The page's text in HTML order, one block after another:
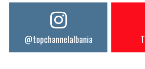
@topchannelalbania